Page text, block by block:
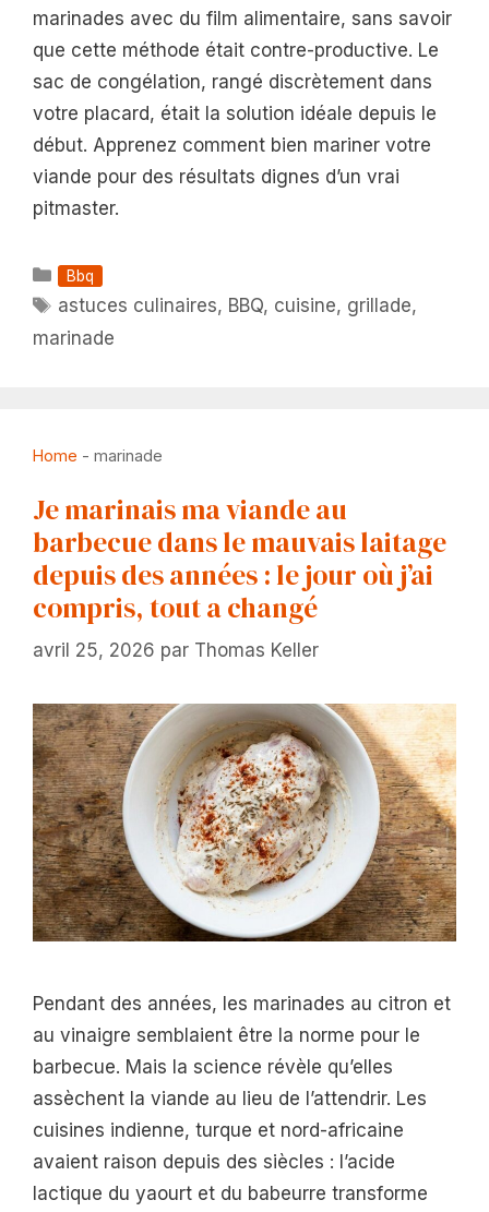
marinades avec du film alimentaire, sans savoir
que cette méthode était contre-productive. Le
sac de congélation, rangé discrètement dans
votre placard, était la solution idéale depuis le
début. Apprenez comment bien mariner votre
viande pour des résultats dignes d’un vrai
pitmaster.
Catégories
Bbq
Étiquettes
astuces culinaires, BBQ, cuisine, grillade,
marinade
Home - marinade
Je marinais ma viande au
barbecue dans le mauvais laitage
depuis des années : le jour où j’ai
compris, tout a changé
avril 25, 2026 par Thomas Keller
Pendant des années, les marinades au citron et
au vinaigre semblaient être la norme pour le
barbecue. Mais la science révèle qu’elles
assèchent la viande au lieu de l’attendrir. Les
cuisines indienne, turque et nord-africaine
avaient raison depuis des siècles : l’acide
lactique du yaourt et du babeurre transforme